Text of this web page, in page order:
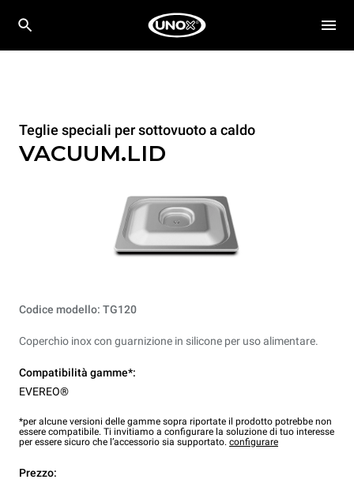
Teglie speciali per sottovuoto a caldo
VACUUM.LID
Codice modello: TG120
Coperchio inox con guarnizione in silicone per uso alimentare.
Compatibilità gamme*:
EVEREO®
*per alcune versioni delle gamme sopra riportate il prodotto potrebbe non
essere compatibile. Ti invitiamo a configurare la soluzione di tuo interesse
per essere sicuro che l’accessorio sia supportato. configurare
Prezzo: